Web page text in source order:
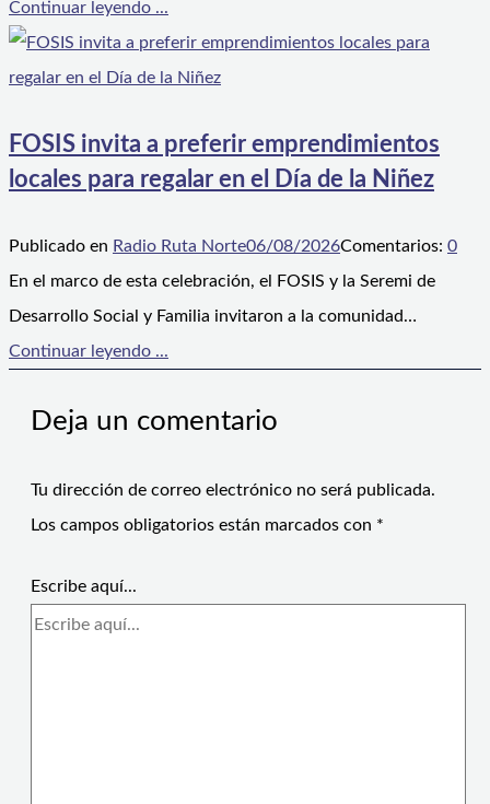
Continuar leyendo ...
FOSIS invita a preferir emprendimientos
locales para regalar en el Día de la Niñez
Publicado en Radio Ruta Norte06/08/2026Comentarios: 0
En el marco de esta celebración, el FOSIS y la Seremi de
Desarrollo Social y Familia invitaron a la comunidad…
Continuar leyendo ...
Deja un comentario
Tu dirección de correo electrónico no será publicada.
Los campos obligatorios están marcados con *
Escribe aquí...